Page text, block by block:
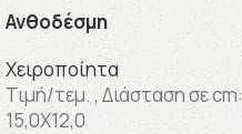
Ανθοδέσμη
Χειροποίητα
Τιμή/τεμ. , Διάσταση σε cm:
15,0X12,0